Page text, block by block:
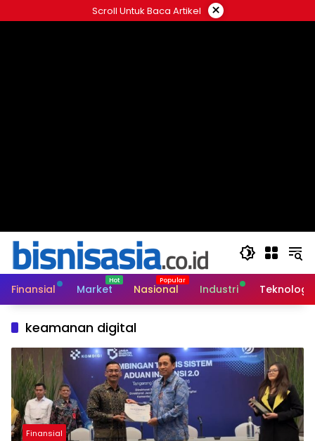
ke
Scroll Untuk Baca Artikel ×
Finansial Market Nasional Industri Teknologi
keamanan digital
Finansial